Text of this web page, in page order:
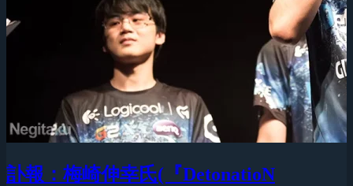
訃報：梅崎伸幸氏(『DetonatioN